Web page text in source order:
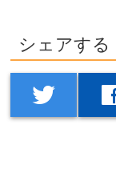
シェアする
twitter